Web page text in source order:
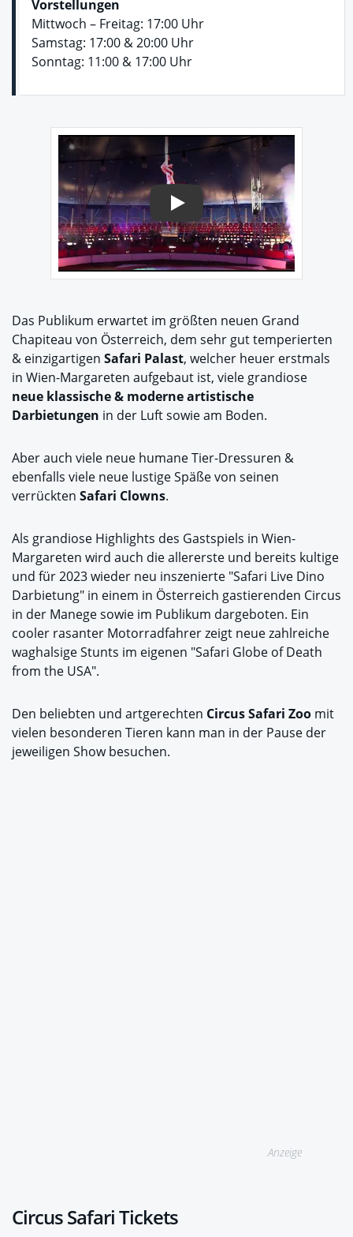
Vorstellungen
Mittwoch – Freitag: 17:00 Uhr
Samstag: 17:00 & 20:00 Uhr
Sonntag: 11:00 & 17:00 Uhr
Play
Das Publikum erwartet im größten neuen Grand
Chapiteau von Österreich, dem sehr gut temperierten
& einzigartigen Safari Palast, welcher heuer erstmals
in Wien-Margareten aufgebaut ist, viele grandiose
neue klassische & moderne artistische
Darbietungen in der Luft sowie am Boden.
Aber auch viele neue humane Tier-Dressuren &
ebenfalls viele neue lustige Späße von seinen
verrückten Safari Clowns.
Als grandiose Highlights des Gastspiels in Wien-
Margareten wird auch die allererste und bereits kultige
und für 2023 wieder neu inszenierte "Safari Live Dino
Darbietung" in einem in Österreich gastierenden Circus
in der Manege sowie im Publikum dargeboten. Ein
cooler rasanter Motorradfahrer zeigt neue zahlreiche
waghalsige Stunts im eigenen "Safari Globe of Death
from the USA".
Den beliebten und artgerechten Circus Safari Zoo mit
vielen besonderen Tieren kann man in der Pause der
jeweiligen Show besuchen.
Anzeige
Circus Safari Tickets